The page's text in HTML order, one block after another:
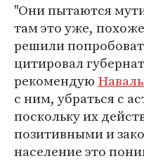
"Они пытаются
там это уже,
решили
цитировал
рекомендую
с ним, убраться с
поскольку их
позитивными и
население это